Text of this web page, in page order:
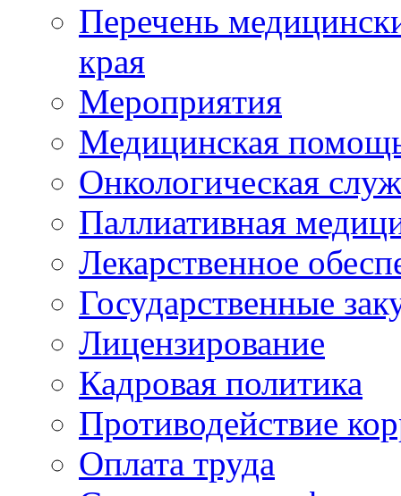
Перечень
края
Мероприятия
Медицинская
Онкологическая
Паллиативная
Лекарственное
Государственные
Лицензирование
Кадровая политика
Противодействие
Оплата труда